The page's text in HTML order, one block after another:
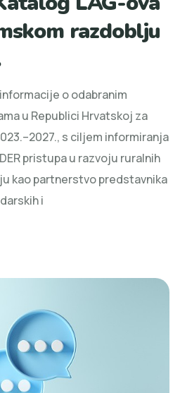
razdoblju
o odabranim
u Republici Hrvatskoj za
s ciljem informiranja
pristupa u razvoju ruralnih
kao partnerstvo predstavnika
i